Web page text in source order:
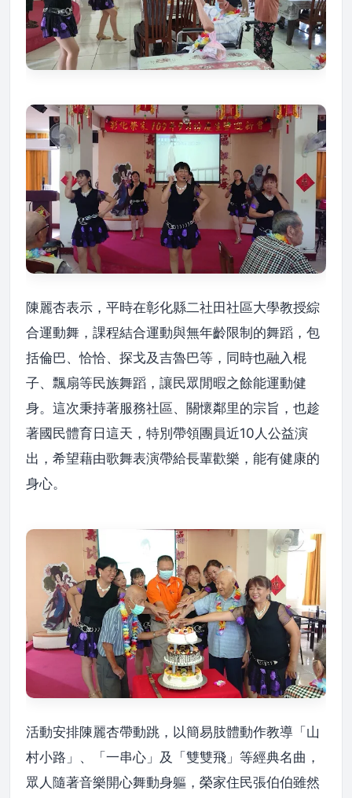
陳麗杏表示，平時在彰化縣二社田社區大學教授綜
合運動舞，課程結合運動與無年齡限制的舞蹈，包
括倫巴、恰恰、探戈及吉魯巴等，同時也融入棍
子、飄扇等民族舞蹈，讓民眾閒暇之餘能運動健
身。這次秉持著服務社區、關懷鄰里的宗旨，也趁
著國民體育日這天，特別帶領團員近10人公益演
出，希望藉由歌舞表演帶給長輩歡樂，能有健康的
身心。
活動安排陳麗杏帶動跳，以簡易肢體動作教導「山
村小路」、「一串心」及「雙雙飛」等經典名曲，
眾人隨著音樂開心舞動身軀，榮家住民張伯伯雖然